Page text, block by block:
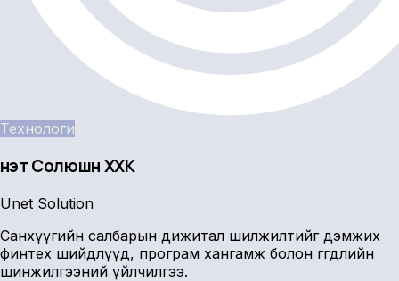
Технологи
Үнэт Солюшн ХХК
Unet Solution
Санхүүгийн салбарын дижитал шилжилтийг дэмжих
финтех шийдлүүд, програм хангамж болон өгөгдлийн
шинжилгээний үйлчилгээ.